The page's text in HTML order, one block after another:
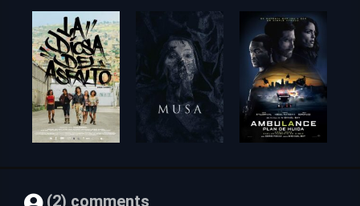
(2) comments